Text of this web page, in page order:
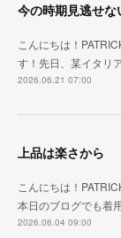
こんにちは！
す！先日、某イタリ
2026.06.21 07:00
上品は楽さから
こんにちは！
本日のブログでも着
2026.06.04 09:00